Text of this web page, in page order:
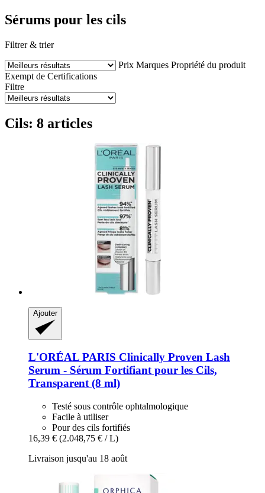
Sérums pour les cils
Filtrer & trier
Prix Marques Propriété du produit
Exempt de Certifications
Filtre
Cils: 8 articles
Ajouter
L'ORÉAL PARIS Clinically Proven Lash
Serum -​ Sérum Fortifiant pour les Cils,
Transparent (8 ml)
Testé sous contrôle ophtalmologique
Facile à utiliser
Pour des cils fortifiés
16,39 € (2.048,75 € / L)
Livraison jusqu'au 18 août